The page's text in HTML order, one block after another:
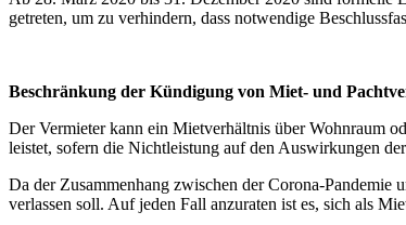
getreten, um zu verhindern, dass notwendige
Beschränkung der Kündigung von Miet- und
Der Vermieter kann ein Mietverhältnis über Wohnraum
leistet, sofern die Nichtleistung auf den Auswirkungen
Da der Zusammenhang zwischen der Corona-
verlassen soll. Auf jeden Fall anzuraten ist es, sich als